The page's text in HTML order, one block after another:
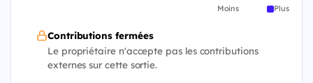
Moins Plus
Contributions fermées
Le propriétaire n'accepte pas les contributions
externes sur cette sortie.